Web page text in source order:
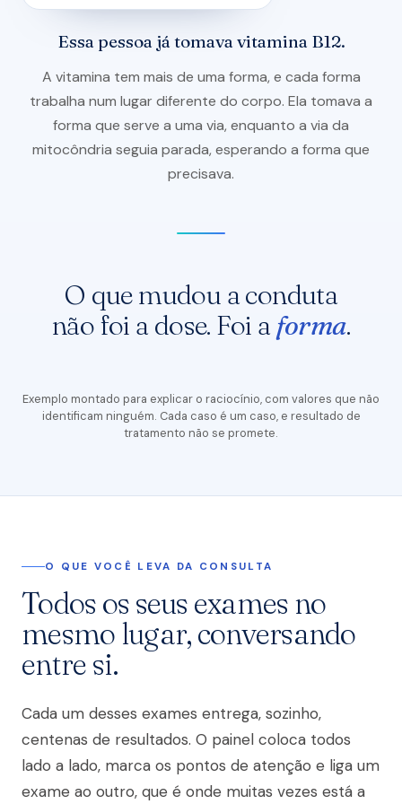
Essa pessoa já tomava vitamina B12.
A vitamina tem mais de uma forma, e cada forma
trabalha num lugar diferente do corpo. Ela tomava a
forma que serve a uma via, enquanto a via da
mitocôndria seguia parada, esperando a forma que
precisava.
O que mudou a conduta
não foi a dose. Foi aforma.
Exemplo montado para explicar o raciocínio, com valores que não
identificam ninguém. Cada caso é um caso, e resultado de
tratamento não se promete.
O QUE VOCÊ LEVA DA CONSULTA
Todos os seus exames no
mesmo lugar, conversando
entre si.
Cada um desses exames entrega, sozinho,
centenas de resultados. O painel coloca todos
lado a lado, marca os pontos de atenção e liga um
exame ao outro, que é onde muitas vezes está a